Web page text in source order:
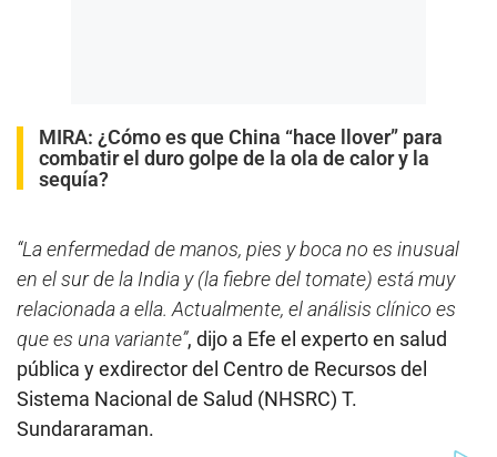
MIRA: ¿Cómo es que China “hace llover” para
combatir el duro golpe de la ola de calor y la
sequía?
“La enfermedad de manos, pies y boca no es inusual
en el sur de la India y (la fiebre del tomate) está muy
relacionada a ella. Actualmente, el análisis clínico es
que es una variante”, dijo a Efe el experto en salud
pública y exdirector del Centro de Recursos del
Sistema Nacional de Salud (NHSRC) T.
Sundararaman.